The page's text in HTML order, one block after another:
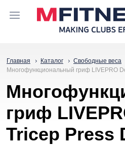
Главная Каталог Свободные веса
Многофункциональный гриф LIVEPRO
гриф
Tricep Press